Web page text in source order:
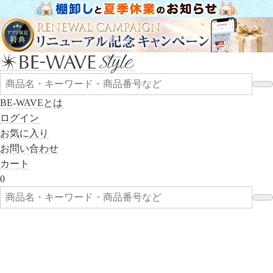
BE-WAVEとは
ログイン
お気に入り
お問い合わせ
カート
0